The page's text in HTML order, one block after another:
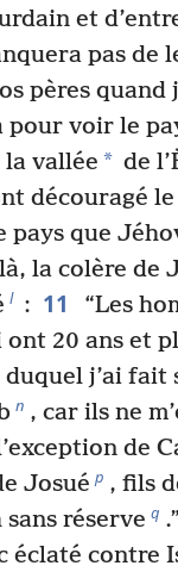
et
pas de
pères quand
pour voir le
la vallée * de
découragé
pays que
la colère de
l : 11
“Les
ont 20 ans et
j’ai
n , car ils ne
de
Josué p , fils
réserve q .”
éclaté contre